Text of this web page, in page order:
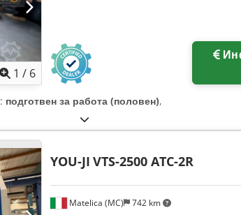
1 / 6
подготвен за работа (половен),
Matelica (MC) 742 km
YOU-JI VTS-2500 ATC-2R